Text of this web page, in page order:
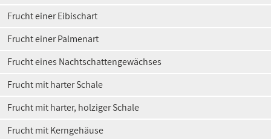
Frucht einer Eibischart
Frucht einer Palmenart
Frucht eines Nachtschattengewächses
Frucht mit harter Schale
Frucht mit harter, holziger Schale
Frucht mit Kerngehäuse